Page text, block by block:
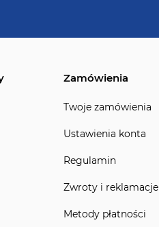
Zamówienia
Twoje zamówienia
Ustawienia konta
Regulamin
Zwroty i reklamacje
Metody płatności